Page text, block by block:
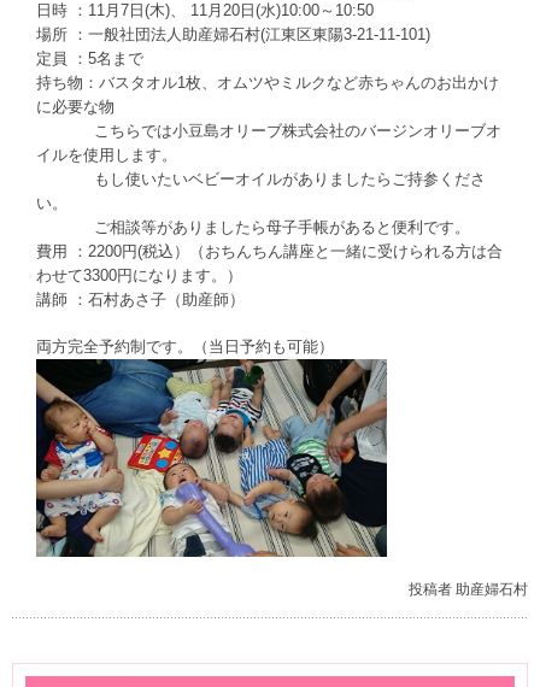
日時 ：11月7日(木)、 11月20日(水)10:00～10:50
場所 ：一般社団法人助産婦石村(江東区東陽3-21-11-101)
定員 ：5名まで
持ち物：バスタオル1枚、オムツやミルクなど赤ちゃんのお出かけ
に必要な物
こちらでは小豆島オリーブ株式会社のバージンオリーブオ
イルを使用します。
もし使いたいベビーオイルがありましたらご持参くださ
い。
ご相談等がありましたら母子手帳があると便利です。
費用 ：2200円(税込）（おちんちん講座と一緒に受けられる方は合
わせて3300円になります。）
講師 ：石村あさ子（助産師）
両方完全予約制です。（当日予約も可能）
投稿者 助産婦石村